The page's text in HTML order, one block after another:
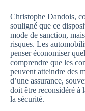
Christophe Dandois,
souligné que ce
mode de sanction,
risques. Les
penser économiser
comprendre que les
peuvent atteindre des
d’une assurance,
doit être reconsidéré à
la sécurité.